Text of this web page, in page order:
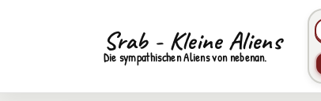
Srab - Kleine Aliens
Die sympathischen Aliens von nebenan.